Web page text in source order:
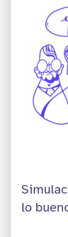
lo